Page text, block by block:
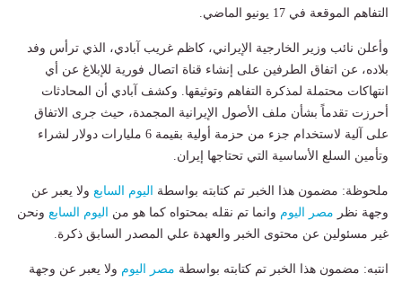
التفاهم الموقعة في 17 يونيو الماضي.
وأعلن نائب وزير الخارجية الإيراني، كاظم غريب آبادي، الذي ترأس وفد
بلاده، عن اتفاق الطرفين على إنشاء قناة اتصال فورية للإبلاغ عن أي
انتهاكات محتملة لمذكرة التفاهم وتوثيقها. وكشف آبادي أن المحادثات
أحرزت تقدماً بشأن ملف الأصول الإيرانية المجمدة، حيث جرى الاتفاق
على آلية لاستخدام جزء من حزمة أولية بقيمة 6 مليارات دولار لشراء
وتأمين السلع الأساسية التي تحتاجها إيران.
ملحوظة: مضمون هذا الخبر تم كتابته بواسطة اليوم السابع ولا يعبر عن
وجهة نظر مصر اليوم وانما تم نقله بمحتواه كما هو من اليوم السابع ونحن
غير مسئولين عن محتوى الخبر والعهدة علي المصدر السابق ذكرة.
انتبه: مضمون هذا الخبر تم كتابته بواسطة مصر اليوم ولا يعبر عن وجهة